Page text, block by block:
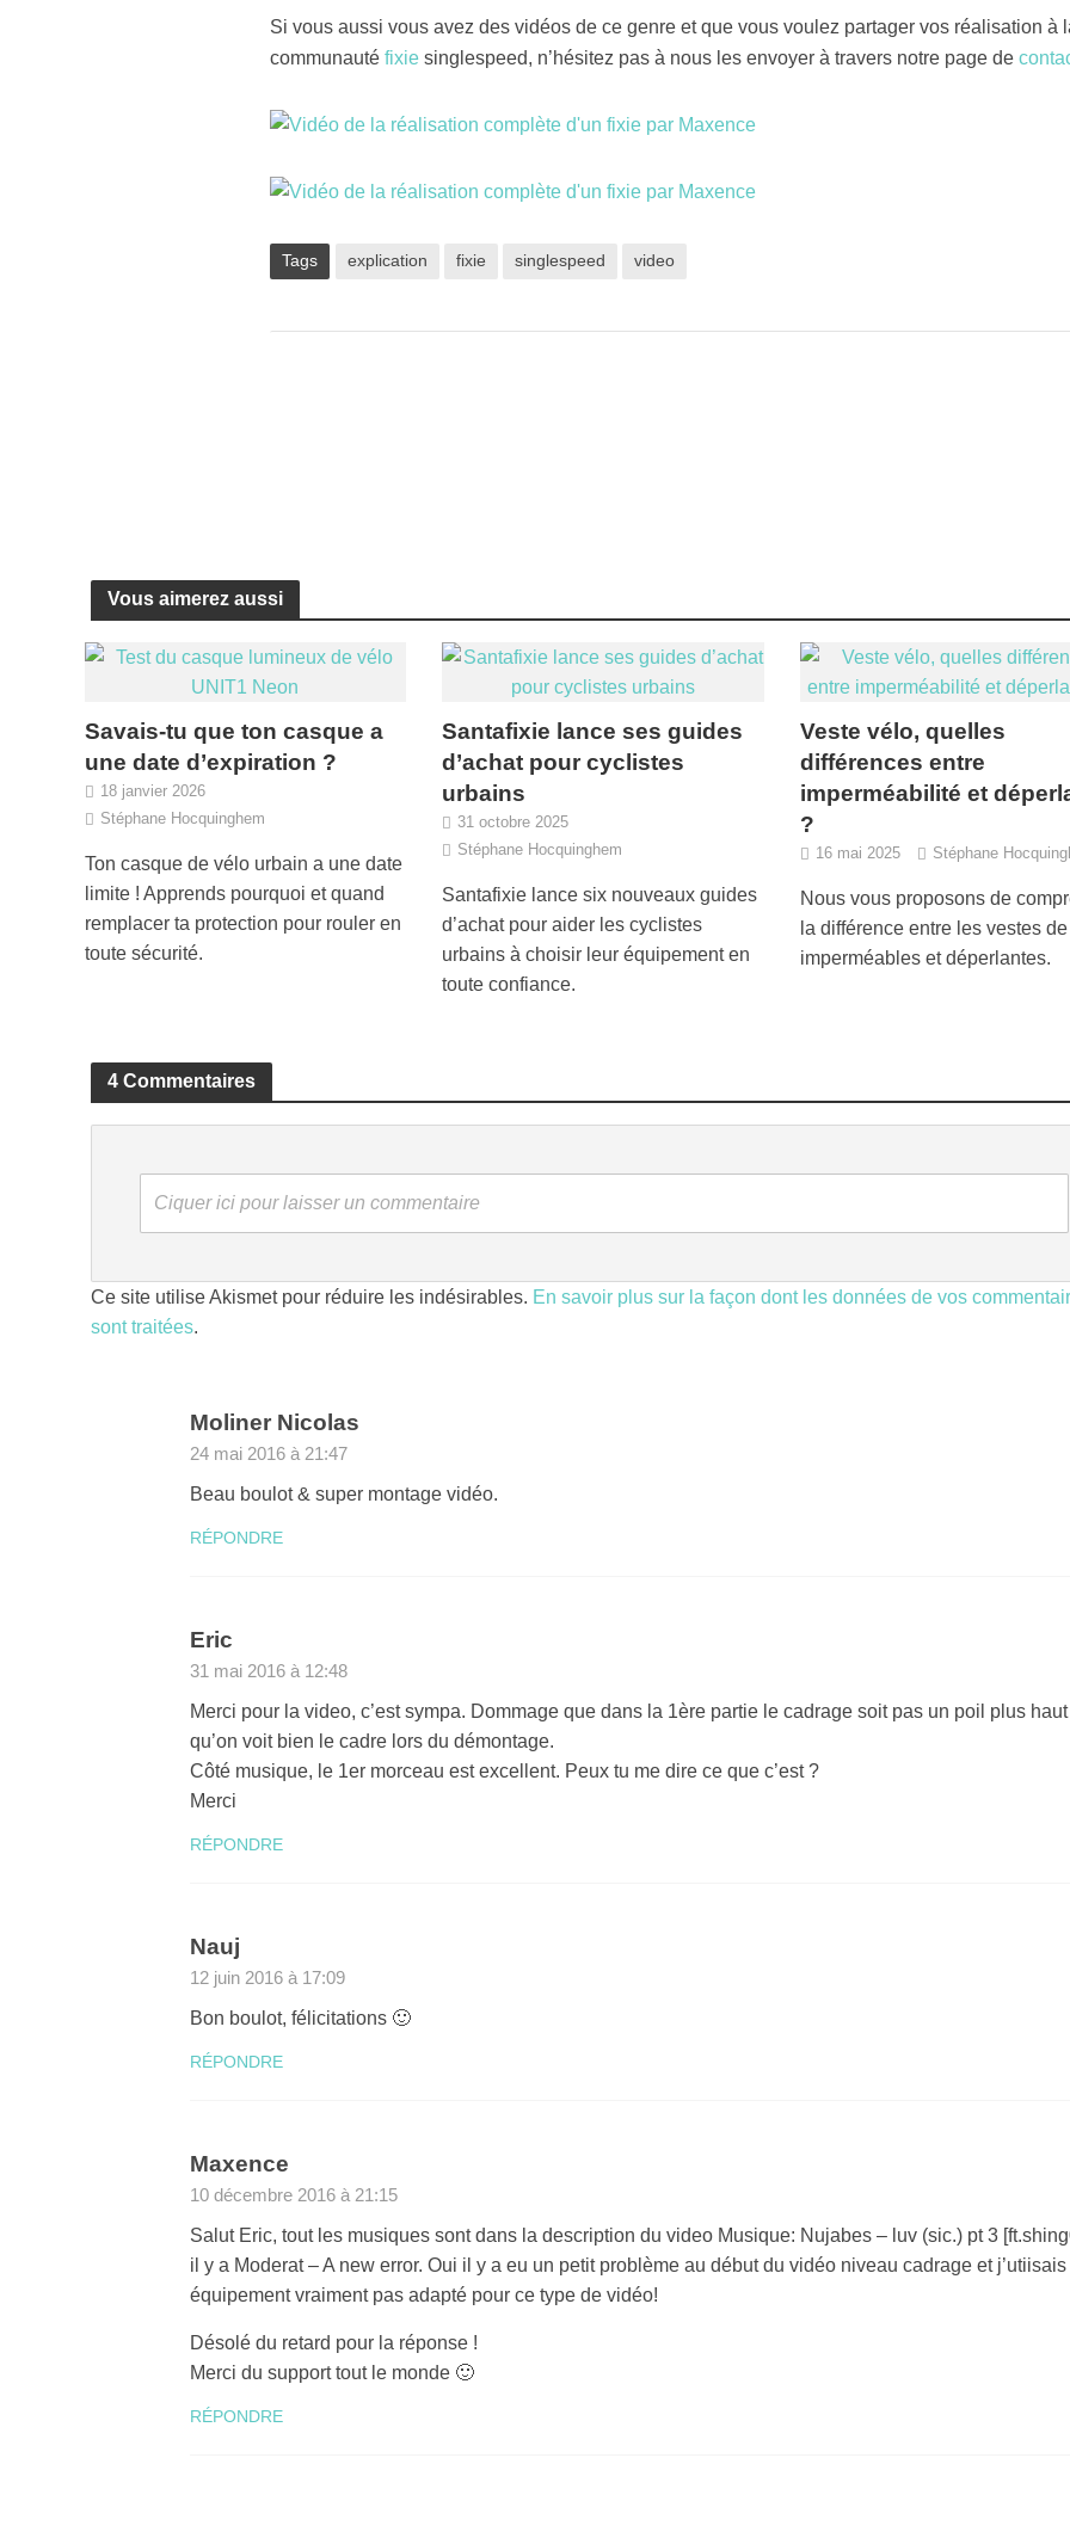
Si vous aussi vous avez des vidéos de ce genre et que vous voulez partager vos réalisation à
communauté fixiesinglespeed, n’hésitez pas à nous les envoyer à travers notre page de
Tags explication fixie singlespeed video
Vous aimerez aussi
Savais-tu que ton casque a
une date d’expiration ?
18 janvier 2026
Stéphane Hocquinghem
Ton casque de vélo urbain a une date
limite ! Apprends pourquoi et quand
remplacer ta protection pour rouler en
toute sécurité.
Santafixie lance ses guides
d’achat pour cyclistes
urbains
31 octobre 2025
Stéphane Hocquinghem
Santafixie lance six nouveaux guides
d’achat pour aider les cyclistes
urbains à choisir leur équipement en
toute confiance.
Veste vélo, quelles
différences entre
imperméabilité et
?
16 mai 2025 Stéphane
Nous vous proposons de
la différence entre les vestes
imperméables et déperlantes.
4 Commentaires
Ciquer ici pour laisser un commentaire
Ce site utilise Akismet pour réduire les indésirables. En savoir plus sur la façon dont les données de vos
sont traitées.
Moliner Nicolas
24 mai 2016 à 21:47
Beau boulot & super montage vidéo.
RÉPONDRE
Eric
31 mai 2016 à 12:48
Merci pour la video, c’est sympa. Dommage que dans la 1ère partie le cadrage soit pas un poil plus
qu’on voit bien le cadre lors du démontage.
Côté musique, le 1er morceau est excellent. Peux tu me dire ce que c’est ?
Merci
RÉPONDRE
Nauj
12 juin 2016 à 17:09
Bon boulot, félicitations 🙂
RÉPONDRE
Maxence
10 décembre 2016 à 21:15
Salut Eric, tout les musiques sont dans la description du video Musique: Nujabes – luv (sic.) pt 3
il y a Moderat – A new error. Oui il y a eu un petit problème au début du vidéo niveau cadrage et j’utiisais
équipement vraiment pas adapté pour ce type de vidéo!
Désolé du retard pour la réponse !
Merci du support tout le monde 🙂
RÉPONDRE